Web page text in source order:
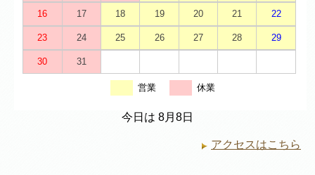
16 17 18 19 20 21 22
23 24 25 26 27 28 29
30 31
営業 休業
今日は 8月8日
アクセスはこちら